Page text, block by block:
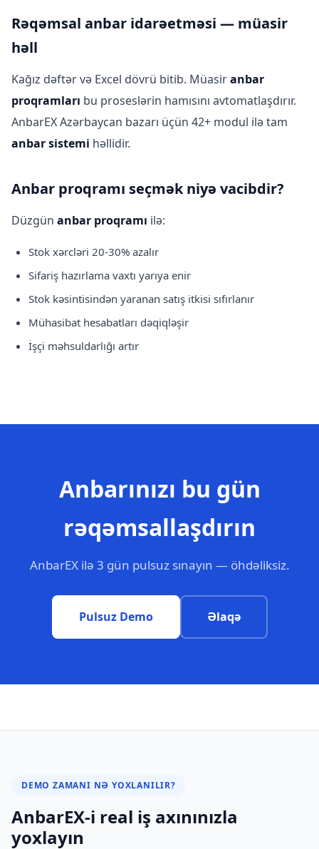
Rəqəmsal anbar idarəetməsi — müasir
həll
Kağız dəftər və Excel dövrü bitib. Müasiranbar
proqramları bu proseslərin hamısını avtomatlaşdırır.
AnbarEX Azərbaycan bazarı üçün 42+ modul ilə tam
anbar sistemi həllidir.
Anbar proqramı seçmək niyə vacibdir?
Düzgün anbar proqramı ilə:
Stok xərcləri 20-30% azalır
Sifariş hazırlama vaxtı yarıya enir
Stok kəsintisindən yaranan satış itkisi sıfırlanır
Mühasibat hesabatları dəqiqləşir
İşçi məhsuldarlığı artır
Anbarınızı bu gün
rəqəmsallaşdırın
AnbarEX ilə 3 gün pulsuz sınayın — öhdəliksiz.
Pulsuz Demo Əlaqə
DEMO ZAMANI NƏ YOXLANILIR?
AnbarEX-i real iş axınınızla
yoxlayın